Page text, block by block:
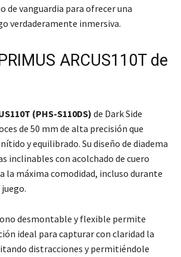
de vanguardia para ofrecer una
verdaderamente inmersiva.
ARCUS110T de
(PHS-S110DS) de Dark Side
de 50 mm de alta precisión que
y equilibrado. Su diseño de diadema
inclinables con acolchado de cuero
máxima comodidad, incluso durante
desmontable y flexible permite
ideal para capturar con claridad la
distracciones y permitiéndole